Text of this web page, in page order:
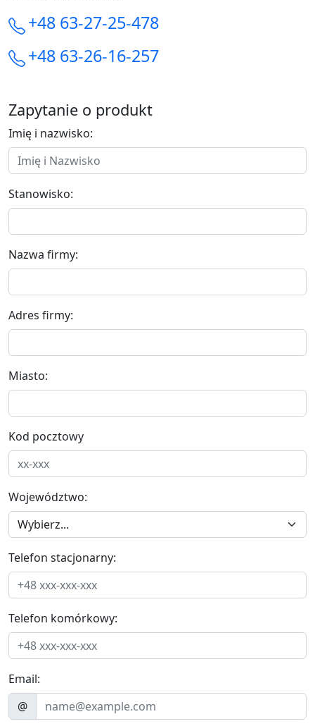
+48 63-27-25-478
+48 63-26-16-257
Zapytanie o produkt
Imię i nazwisko:
Stanowisko:
Nazwa firmy:
Adres firmy:
Miasto:
Kod pocztowy
Województwo:
Telefon stacjonarny:
Telefon komórkowy:
Email:
@